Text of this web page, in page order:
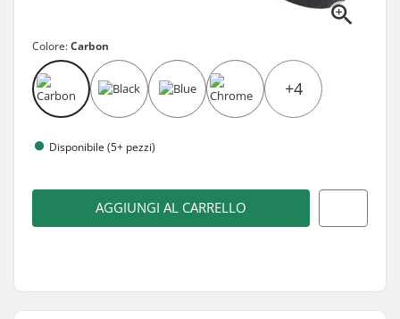
Colore:Carbon
+4
Disponibile (5+ pezzi)
AGGIUNGI AL CARRELLO